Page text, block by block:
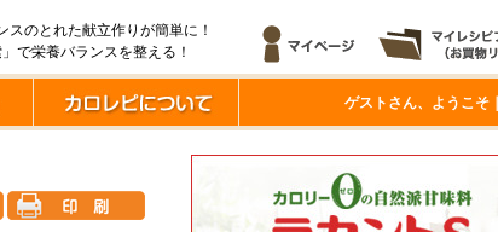
のとれた献立作りが簡単に！
で栄養バランスを整える！
ゲストさん、ようこそ｜